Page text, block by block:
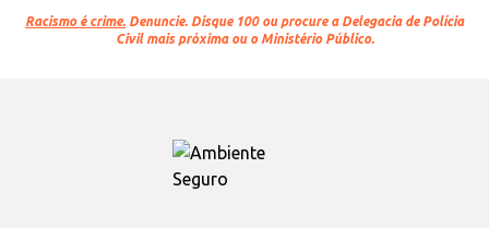
Racismo é crime. Denuncie. Disque 100 ou procure a Delegacia de Polícia
Civil mais próxima ou o Ministério Público.